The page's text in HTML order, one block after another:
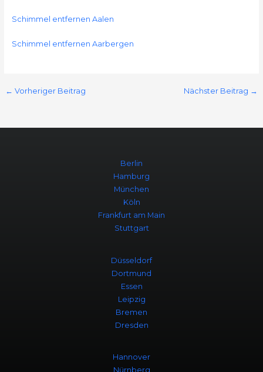
Schimmel entfernen Aalen
Schimmel entfernen Aarbergen
← Vorheriger Beitrag Nächster Beitrag →
Berlin
Hamburg
München
Köln
Frankfurt am Main
Stuttgart
Düsseldorf
Dortmund
Essen
Leipzig
Bremen
Dresden
Hannover
Nürnberg